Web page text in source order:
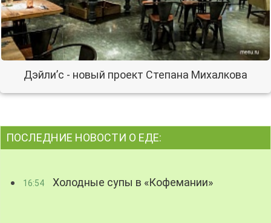
Дэйли’c - новый проект Степана Михалкова
ПОСЛЕДНИЕ НОВОСТИ О ЕДЕ:
16:54 Холодные супы в «Кофемании»